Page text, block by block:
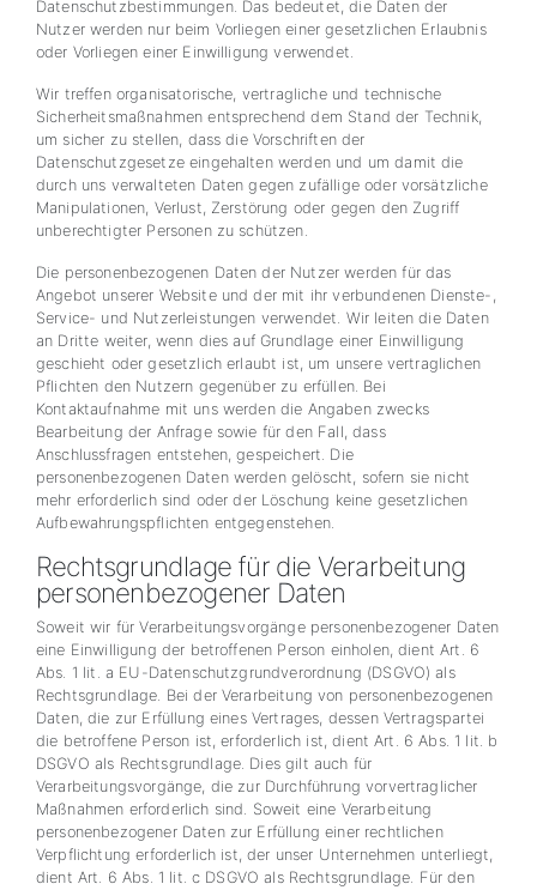
Datenschutzbestimmungen. Das bedeutet, die Daten der
Nutzer werden nur beim Vorliegen einer gesetzlichen Erlaubnis
oder Vorliegen einer Einwilligung verwendet.
Wir treffen organisatorische, vertragliche und technische
Sicherheitsmaßnahmen entsprechend dem Stand der Technik,
um sicher zu stellen, dass die Vorschriften der
Datenschutzgesetze eingehalten werden und um damit die
durch uns verwalteten Daten gegen zufällige oder vorsätzliche
Manipulationen, Verlust, Zerstörung oder gegen den Zugriff
unberechtigter Personen zu schützen.
Die personenbezogenen Daten der Nutzer werden für das
Angebot unserer Website und der mit ihr verbundenen Dienste-,
Service- und Nutzerleistungen verwendet. Wir leiten die Daten
an Dritte weiter, wenn dies auf Grundlage einer Einwilligung
geschieht oder gesetzlich erlaubt ist, um unsere vertraglichen
Pflichten den Nutzern gegenüber zu erfüllen. Bei
Kontaktaufnahme mit uns werden die Angaben zwecks
Bearbeitung der Anfrage sowie für den Fall, dass
Anschlussfragen entstehen, gespeichert. Die
personenbezogenen Daten werden gelöscht, sofern sie nicht
mehr erforderlich sind oder der Löschung keine gesetzlichen
Aufbewahrungspflichten entgegenstehen.
Rechtsgrundlage für die Verarbeitung
personenbezogener Daten
Soweit wir für Verarbeitungsvorgänge personenbezogener Daten
eine Einwilligung der betroffenen Person einholen, dient Art. 6
Abs. 1 lit. a EU-Datenschutzgrundverordnung (DSGVO) als
Rechtsgrundlage. Bei der Verarbeitung von personenbezogenen
Daten, die zur Erfüllung eines Vertrages, dessen Vertragspartei
die betroffene Person ist, erforderlich ist, dient Art. 6 Abs. 1 lit. b
DSGVO als Rechtsgrundlage. Dies gilt auch für
Verarbeitungsvorgänge, die zur Durchführung vorvertraglicher
Maßnahmen erforderlich sind. Soweit eine Verarbeitung
personenbezogener Daten zur Erfüllung einer rechtlichen
Verpflichtung erforderlich ist, der unser Unternehmen unterliegt,
dient Art. 6 Abs. 1 lit. c DSGVO als Rechtsgrundlage. Für den